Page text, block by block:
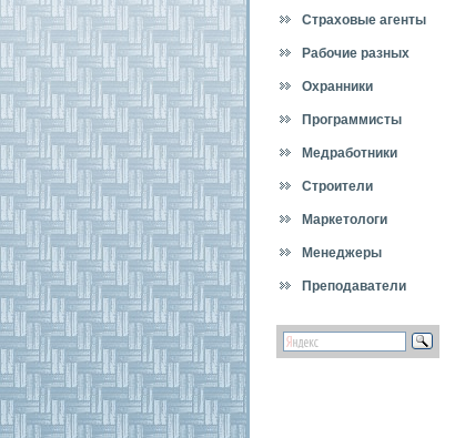
Страховые агенты
Рабочие разных
специальностей
Охранники
Программисты
Медработники
Строители
Маркетологи
Менеджеры
Преподаватели